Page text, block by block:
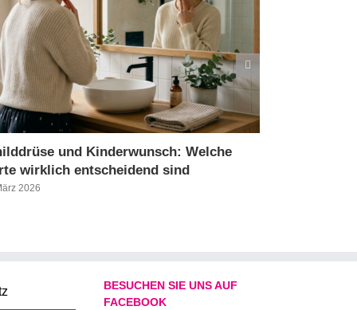
und Kinderwunsch: Welche
wirklich entscheidend sind
2026
BESUCHEN SIE UNS AUF
FACEBOOK